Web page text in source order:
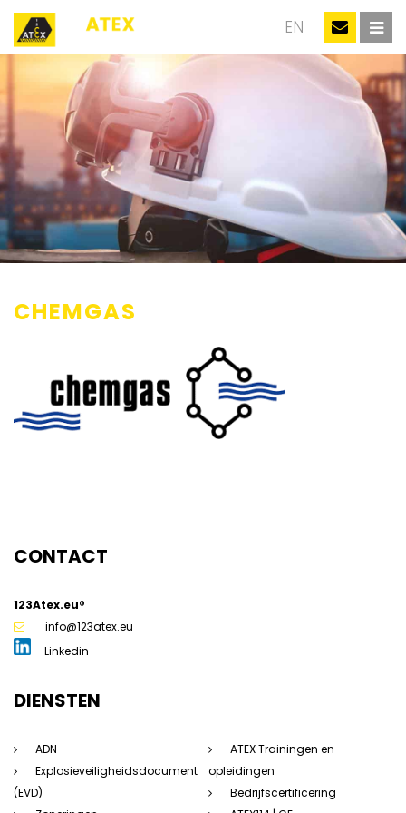
EN
CHEMGAS
CONTACT
123Atex.eu®
info@123atex.eu
Linkedin
DIENSTEN
ADN
Explosieveiligheidsdocument
(EVD)
ATEX Trainingen en
opleidingen
Bedrijfscertificering